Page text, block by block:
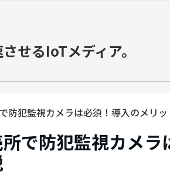
せるIoTメディア。
防犯監視カメラは必須！導入のメリ
で防犯監視カメ